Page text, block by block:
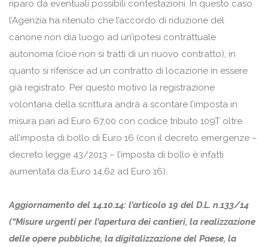
riparo da eventuali possibili contestazioni. In questo caso
l’Agenzia ha ritenuto che l’accordo di riduzione del
canone non dia luogo ad un’ipotesi contrattuale
autonoma (cioè non si tratti di un nuovo contratto), in
quanto si riferisce ad un contratto di locazione in essere
già registrato. Per questo motivo la registrazione
volontaria della scrittura andrà a scontare l’imposta in
misura pari ad Euro 67,00 con codice tributo 109T oltre
all’imposta di bollo di Euro 16 (con il decreto emergenze –
decreto legge 43/2013 – l’imposta di bollo è infatti
aumentata da Euro 14,62 ad Euro 16).
Aggiornamento del 14.10.14: l’articolo 19 del D.L. n.133/14
(“Misure urgenti per l’apertura dei cantieri, la realizzazione
delle opere pubbliche, la digitalizzazione del Paese, la